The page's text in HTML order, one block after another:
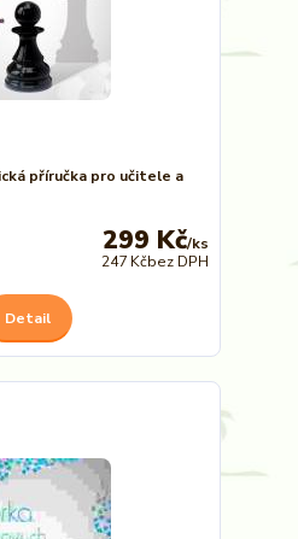
příručka pro učitele a
299 Kč/ks
247 Kčbez DPH
Detail